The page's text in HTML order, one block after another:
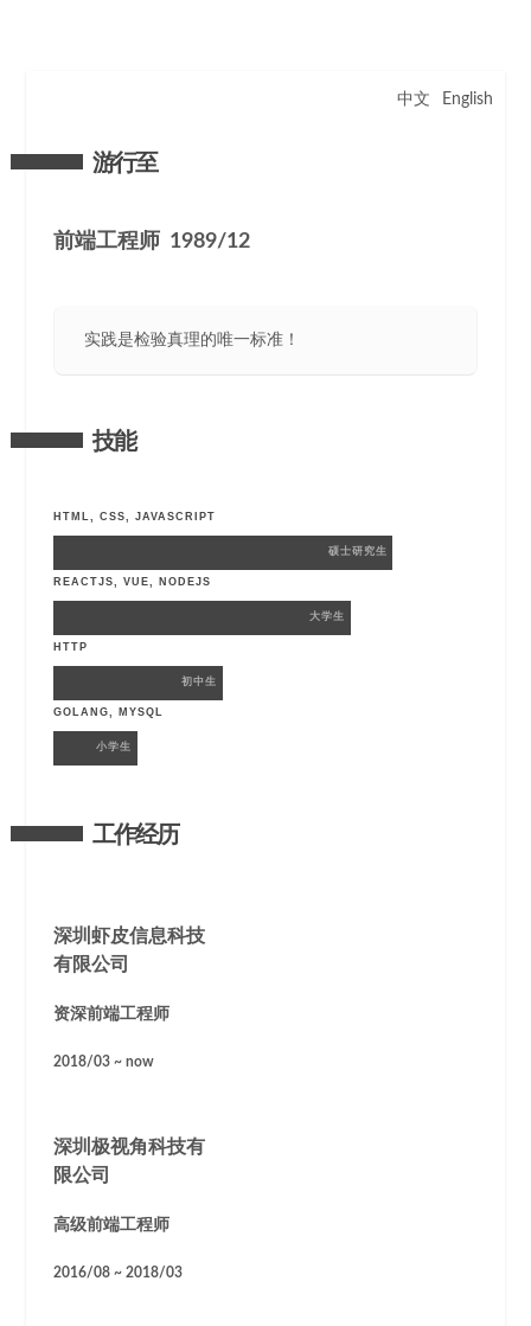
中文 English
游行至
前端工程师 1989/12
实践是检验真理的唯一标准！
技能
HTML, CSS, JAVASCRIPT
硕士研究生
REACTJS, VUE, NODEJS
大学生
HTTP
初中生
GOLANG, MYSQL
小学生
工作经历
深圳虾皮信息科技
有限公司
资深前端工程师
2018/03 ~ now
深圳极视角科技有
限公司
高级前端工程师
2016/08 ~ 2018/03